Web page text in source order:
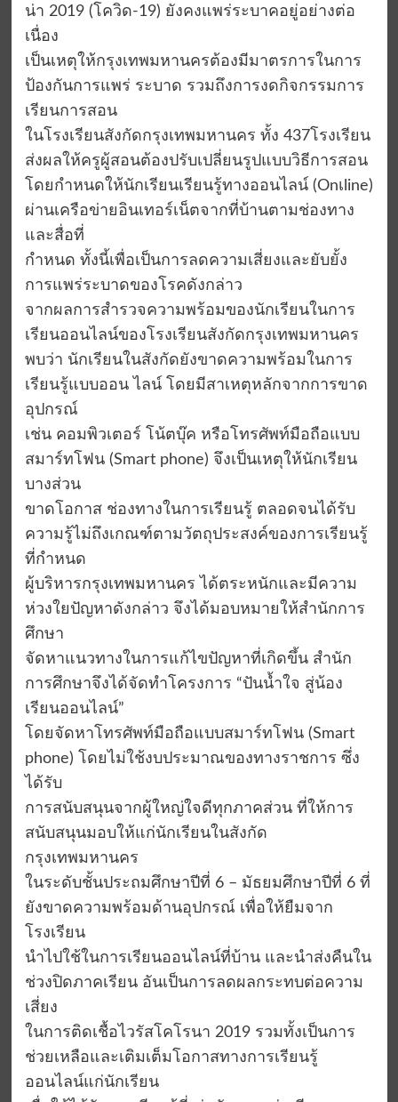
น่า 2019 (โควิด-19) ยังคงแพร่ระบาคอยู่อย่างต่อ
เนื่อง
เป็นเหตุให้กรุงเทพมหานครต้องมีมาตรการในการ
ป้องกันการแพร่ ระบาด รวมถึงการงดกิจกรรมการ
เรียนการสอน
ในโรงเรียนสังกัดกรุงเทพมหานคร ทั้ง 437โรงเรียน
ส่งผลให้ครูผู้สอนต้องปรับเปลี่ยนรูปแบบวิธีการสอน
โดยกำหนดให้นักเรียนเรียนรู้ทางออนไลน์ (Onเline)
ผ่านเครือข่ายอินเทอร์เน็ตจากที่บ้านตามช่องทาง
และสื่อที่
กำหนด ทั้งนี้เพื่อเป็นการลดความเสี่ยงและยับยั้ง
การแพร่ระบาดของโรคดังกล่าว
จากผลการสำรวจความพร้อมของนักเรียนในการ
เรียนออนไลน์ของโรงเรียนสังกัดกรุงเทพมหานคร
พบว่า นักเรียนในสังกัดยังขาดความพร้อมในการ
เรียนรู้แบบออน ไลน์ โดยมีสาเหตุหลักจากการขาด
อุปกรณ์
เช่น คอมพิวเตอร์ โน้ตบุ๊ค หรือโทรศัพท์มือถือแบบ
สมาร์ทโฟน (Smart phone) จึงเป็นเหตุให้นักเรียน
บางส่วน
ขาดโอกาส ช่องทางในการเรียนรู้ ตลอดจนได้รับ
ความรู้ไม่ถึงเกณฑ์ตามวัตถุประสงค์ของการเรียนรู้
ที่กำหนด
ผู้บริหารกรุงเทพมหานคร ได้ตระหนักและมีความ
ห่วงใยปัญหาดังกล่าว จึงได้มอบหมายให้สำนักการ
ศึกษา
จัดหาแนวทางในการแก้ไขปัญหาที่เกิดขึ้น สำนัก
การศึกษาจึงได้จัดทำโครงการ “ปันน้ำใจ สู่น้อง
เรียนออนไลน์”
โดยจัดหาโทรศัพท์มือถือแบบสมาร์ทโฟน (Smart
phone) โดยไม่ใช้งบประมาณของทางราชการ ซึ่ง
ได้รับ
การสนับสนุนจากผู้ใหญ่ใจดีทุกภาคส่วน ที่ให้การ
สนับสนุนมอบให้แก่นักเรียนในสังกัด
กรุงเทพมหานคร
ในระดับชั้นประถมศึกษาปีที่ 6 – มัธยมศึกษาปีที่ 6 ที่
ยังขาดความพร้อมด้านอุปกรณ์ เพื่อให้ยืมจาก
โรงเรียน
นำไปใช้ในการเรียนออนไลน์ที่บ้าน และนำส่งคืนใน
ช่วงปิดภาคเรียน อันเป็นการลดผลกระทบต่อความ
เสี่ยง
ในการติดเชื้อไวรัสโคโรนา 2019 รวมทั้งเป็นการ
ช่วยเหลือและเติมเต็มโอกาสทางการเรียนรู้
ออนไลน์แก่นักเรียน